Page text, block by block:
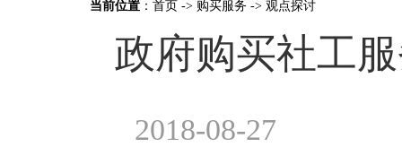
当前位置 ： 首页 -> 购买服务 -> 观点探讨
政府购买社工
2018-08-27